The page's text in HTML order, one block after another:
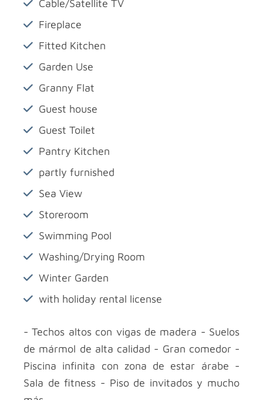
Cable/Satellite TV
Fireplace
Fitted Kitchen
Garden Use
Granny Flat
Guest house
Guest Toilet
Pantry Kitchen
partly furnished
Sea View
Storeroom
Swimming Pool
Washing/Drying Room
Winter Garden
with holiday rental license
- Techos altos con vigas de madera - Suelos
de mármol de alta calidad - Gran comedor -
Piscina infinita con zona de estar árabe -
Sala de fitness - Piso de invitados y mucho